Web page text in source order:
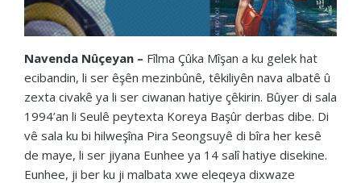
Navenda Nûçeyan – Fîlma Çûka Mîşan a ku gelek hat
ecibandin, li ser êşên mezinbûnê, têkiliyên nava albatê û
zexta civakê ya li ser ciwanan hatiye çêkirin. Bûyer di sala
1994’an li Seulê peytexta Koreya Başûr derbas dibe. Di
vê sala ku bi hilweşîna Pira Seongsuyê di bîra her kesê
de maye, li ser jiyana Eunhee ya 14 salî hatiye disekine.
Eunhee, ji ber ku ji malbata xwe eleqeya dixwaze